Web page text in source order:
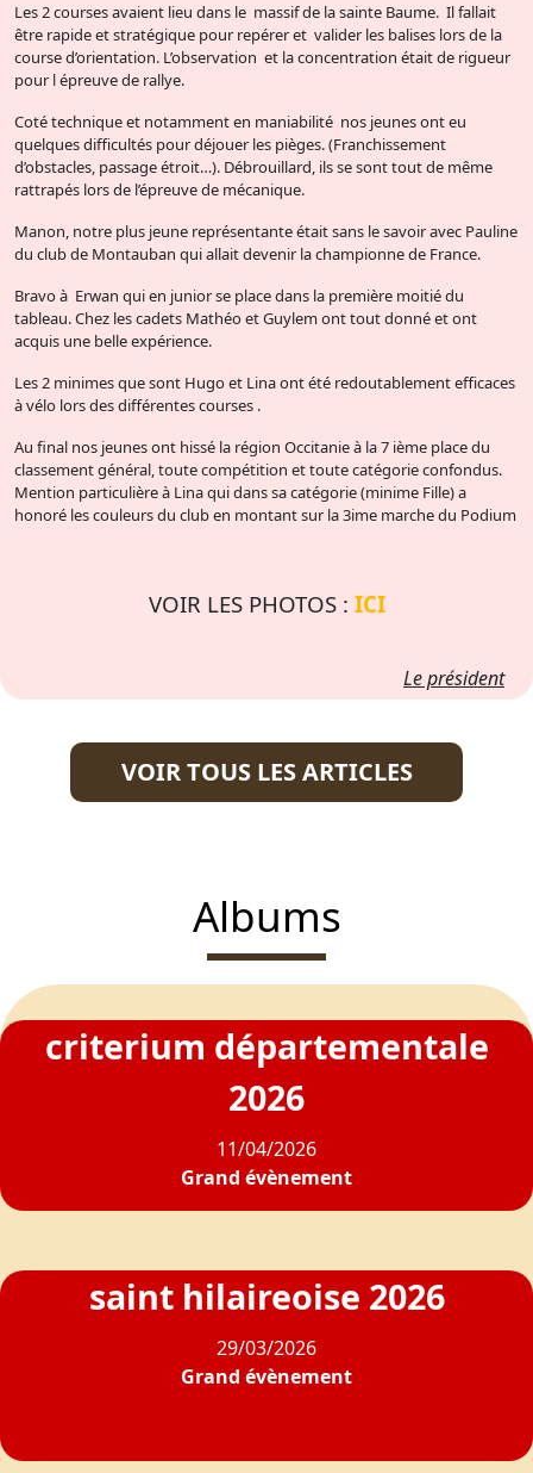
Les 2 courses avaient lieu dans le massif de la sainte Baume. Il fallait
être rapide et stratégique pour repérer et valider les balises lors de la
course d’orientation. L’observation et la concentration était de rigueur
pour l épreuve de rallye.
Coté technique et notamment en maniabilité nos jeunes ont eu
quelques difficultés pour déjouer les pièges. (Franchissement
d’obstacles, passage étroit…). Débrouillard, ils se sont tout de même
rattrapés lors de l’épreuve de mécanique.
Manon, notre plus jeune représentante était sans le savoir avec Pauline
du club de Montauban qui allait devenir la championne de France.
Bravo à Erwan qui en junior se place dans la première moitié du
tableau. Chez les cadets Mathéo et Guylem ont tout donné et ont
acquis une belle expérience.
Les 2 minimes que sont Hugo et Lina ont été redoutablement efficaces
à vélo lors des différentes courses .
Au final nos jeunes ont hissé la région Occitanie à la 7 ième place du
classement général, toute compétition et toute catégorie confondus.
Mention particulière à Lina qui dans sa catégorie (minime Fille) a
honoré les couleurs du club en montant sur la 3ime marche du Podium
VOIR LES PHOTOS : ICI
Le président
VOIR TOUS LES ARTICLES
Albums
criterium départementale
2026
11/04/2026
Grand évènement
saint hilaireoise 2026
29/03/2026
Grand évènement